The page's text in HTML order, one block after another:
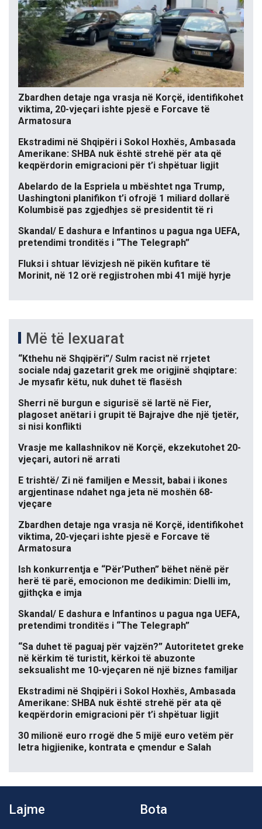
Zbardhen detaje nga vrasja në Korçë, identifikohet
viktima, 20-vjeçari ishte pjesë e Forcave të
Armatosura
Ekstradimi në Shqipëri i Sokol Hoxhës, Ambasada
Amerikane: SHBA nuk është strehë për ata që
keqpërdorin emigracioni për t’i shpëtuar ligjit
Abelardo de la Espriela u mbështet nga Trump,
Uashingtoni planifikon t’i ofrojë 1 miliard dollarë
Kolumbisë pas zgjedhjes së presidentit të ri
Skandal/ E dashura e Infantinos u pagua nga UEFA,
pretendimi tronditës i “The Telegraph”
Fluksi i shtuar lëvizjesh në pikën kufitare të
Morinit, në 12 orë regjistrohen mbi 41 mijë hyrje
Më të lexuarat
“Kthehu në Shqipëri”/ Sulm racist në rrjetet
sociale ndaj gazetarit grek me origjinë shqiptare:
Je mysafir këtu, nuk duhet të flasësh
Sherri në burgun e sigurisë së lartë në Fier,
plagoset anëtari i grupit të Bajrajve dhe një tjetër,
si nisi konflikti
Vrasje me kallashnikov në Korçë, ekzekutohet 20-
vjeçari, autori në arrati
E trishtë/ Zi në familjen e Messit, babai i ikones
argjentinase ndahet nga jeta në moshën 68-
vjeçare
Zbardhen detaje nga vrasja në Korçë, identifikohet
viktima, 20-vjeçari ishte pjesë e Forcave të
Armatosura
Ish konkurrentja e “Për’Puthen” bëhet nënë për
herë të parë, emocionon me dedikimin: Dielli im,
gjithçka e imja
Skandal/ E dashura e Infantinos u pagua nga UEFA,
pretendimi tronditës i “The Telegraph”
“Sa duhet të paguaj për vajzën?” Autoritetet greke
në kërkim të turistit, kërkoi të abuzonte
seksualisht me 10-vjeçaren në një biznes familjar
Ekstradimi në Shqipëri i Sokol Hoxhës, Ambasada
Amerikane: SHBA nuk është strehë për ata që
keqpërdorin emigracioni për t’i shpëtuar ligjit
30 milionë euro rrogë dhe 5 mijë euro vetëm për
letra higjienike, kontrata e çmendur e Salah
Lajme Bota